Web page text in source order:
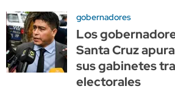
gobernadores
Los
Santa Cruz
sus gabinetes
electorales